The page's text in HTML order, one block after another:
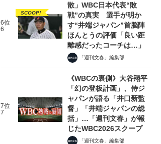
6位
6
SCOOP!
散」WBC日本代表“敗
戦”の真実 選手が明か
す“井端ジャパン”首脳陣
ほんとうの評価「良い距
離感だったコーチは…」
「週刊文春」編集部
7位
7
《WBCの裏側》大谷翔平
「幻の登板計画」、侍ジ
ャパンが語る「井口新監
督」「井端ジャパンの総
括」…「週刊文春」が報
じたWBC2026スクープ
「週刊文春」編集部